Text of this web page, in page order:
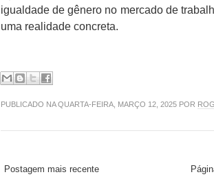
igualdade de gênero no mercado de
uma realidade concreta.
PUBLICADO NA QUARTA-FEIRA, MARÇO 12, 2025 POR
Postagem mais recente